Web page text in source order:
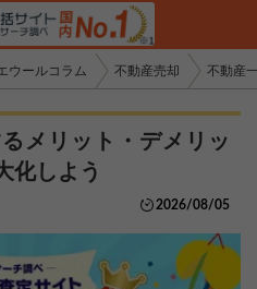
ウールコラム 不動産売却 不動産
メリット・デメリッ
化しよう
2026/08/05